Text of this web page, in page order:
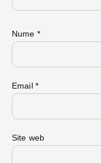
Nume *
Email *
Site web